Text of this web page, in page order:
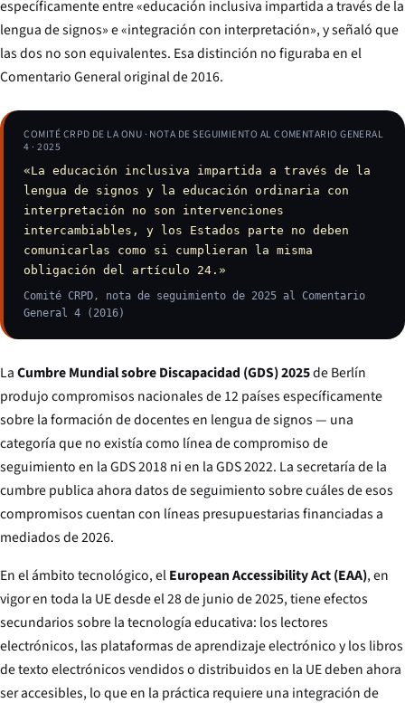
específicamente entre «educación inclusiva impartida a través de la
lengua de signos» e «integración con interpretación», y señaló que
las dos no son equivalentes. Esa distinción no figuraba en el
Comentario General original de 2016.
COMITÉ CRPD DE LA ONU · NOTA DE SEGUIMIENTO AL COMENTARIO GENERAL
4 · 2025
«La educación inclusiva impartida a través de la
lengua de signos y la educación ordinaria con
interpretación no son intervenciones
intercambiables, y los Estados parte no deben
comunicarlas como si cumplieran la misma
obligación del artículo 24.»
Comité CRPD, nota de seguimiento de 2025 al Comentario
General 4 (2016)
LaCumbre Mundial sobre Discapacidad (GDS) 2025de Berlín
produjo compromisos nacionales de 12 países específicamente
sobre la formación de docentes en lengua de signos — una
categoría que no existía como línea de compromiso de
seguimiento en la GDS 2018 ni en la GDS 2022. La secretaría de la
cumbre publica ahora datos de seguimiento sobre cuáles de esos
compromisos cuentan con líneas presupuestarias financiadas a
mediados de 2026.
En el ámbito tecnológico, elEuropean Accessibility Act (EAA), en
vigor en toda la UE desde el 28 de junio de 2025, tiene efectos
secundarios sobre la tecnología educativa: los lectores
electrónicos, las plataformas de aprendizaje electrónico y los libros
de texto electrónicos vendidos o distribuidos en la UE deben ahora
ser accesibles, lo que en la práctica requiere una integración de